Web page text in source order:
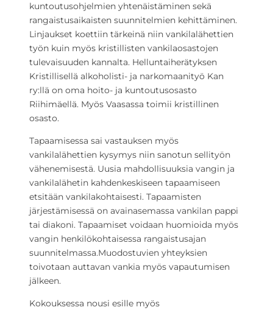
kuntoutusohjelmien yhtenäistäminen sekä
rangaistusaikaisten suunnitelmien kehittäminen.
Linjaukset koettiin tärkeinä niin vankilalähettien
työn kuin myös kristillisten vankilaosastojen
tulevaisuuden kannalta. Helluntaiherätyksen
Kristillisellä alkoholisti- ja narkomaanityö Kan
ry:llä on oma hoito- ja kuntoutusosasto
Riihimäellä. Myös Vaasassa toimii kristillinen
osasto.
Tapaamisessa sai vastauksen myös
vankilalähettien kysymys niin sanotun sellityön
vähenemisestä. Uusia mahdollisuuksia vangin ja
vankilalähetin kahdenkeskiseen tapaamiseen
etsitään vankilakohtaisesti. Tapaamisten
järjestämisessä on avainasemassa vankilan pappi
tai diakoni. Tapaamiset voidaan huomioida myös
vangin henkilökohtaisessa rangaistusajan
suunnitelmassa.Muodostuvien yhteyksien
toivotaan auttavan vankia myös vapautumisen
jälkeen.
Kokouksessa nousi esille myös